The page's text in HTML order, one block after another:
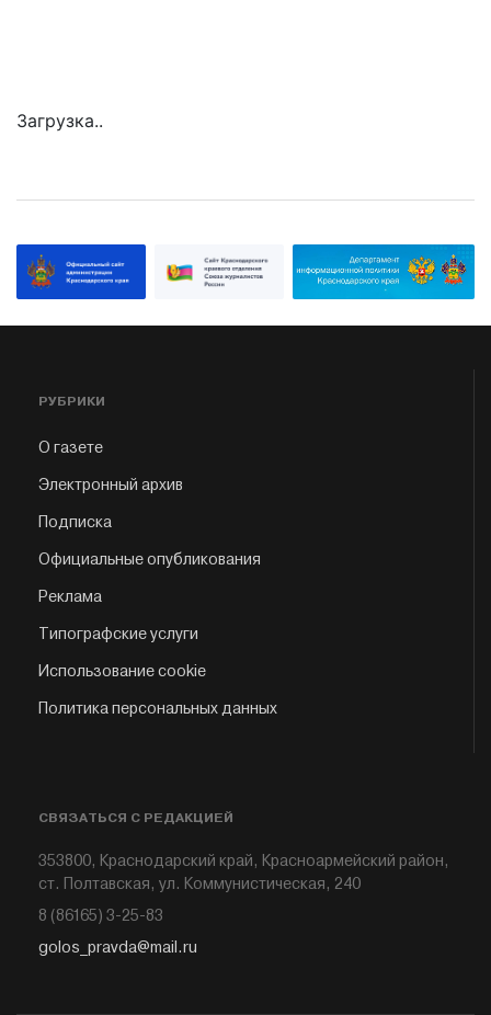
Загрузка..
РУБРИКИ
О газете
Электронный архив
Подписка
Официальные опубликования
Реклама
Типографские услуги
Использование cookie
Политика персональных данных
СВЯЗАТЬСЯ С РЕДАКЦИЕЙ
353800, Краснодарский край, Красноармейский район,
ст. Полтавская, ул. Коммунистическая, 240
8 (86165) 3-25-83
golos_pravda@mail.ru